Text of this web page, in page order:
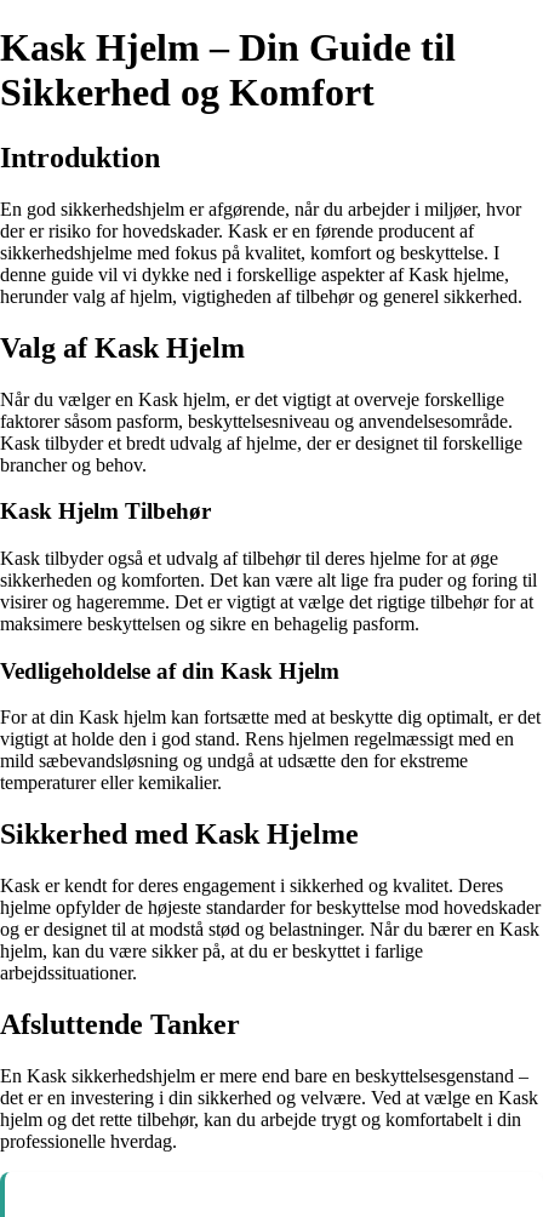
Kask Hjelm – Din Guide til
Sikkerhed og Komfort
Introduktion
En god sikkerhedshjelm er afgørende, når du arbejder i miljøer, hvor
der er risiko for hovedskader. Kask er en førende producent af
sikkerhedshjelme med fokus på kvalitet, komfort og beskyttelse. I
denne guide vil vi dykke ned i forskellige aspekter af Kask hjelme,
herunder valg af hjelm, vigtigheden af tilbehør og generel sikkerhed.
Valg af Kask Hjelm
Når du vælger en Kask hjelm, er det vigtigt at overveje forskellige
faktorer såsom pasform, beskyttelsesniveau og anvendelsesområde.
Kask tilbyder et bredt udvalg af hjelme, der er designet til forskellige
brancher og behov.
Kask Hjelm Tilbehør
Kask tilbyder også et udvalg af tilbehør til deres hjelme for at øge
sikkerheden og komforten. Det kan være alt lige fra puder og foring til
visirer og hageremme. Det er vigtigt at vælge det rigtige tilbehør for at
maksimere beskyttelsen og sikre en behagelig pasform.
Vedligeholdelse af din Kask Hjelm
For at din Kask hjelm kan fortsætte med at beskytte dig optimalt, er det
vigtigt at holde den i god stand. Rens hjelmen regelmæssigt med en
mild sæbevandsløsning og undgå at udsætte den for ekstreme
temperaturer eller kemikalier.
Sikkerhed med Kask Hjelme
Kask er kendt for deres engagement i sikkerhed og kvalitet. Deres
hjelme opfylder de højeste standarder for beskyttelse mod hovedskader
og er designet til at modstå stød og belastninger. Når du bærer en Kask
hjelm, kan du være sikker på, at du er beskyttet i farlige
arbejdssituationer.
Afsluttende Tanker
En Kask sikkerhedshjelm er mere end bare en beskyttelsesgenstand –
det er en investering i din sikkerhed og velvære. Ved at vælge en Kask
hjelm og det rette tilbehør, kan du arbejde trygt og komfortabelt i din
professionelle hverdag.